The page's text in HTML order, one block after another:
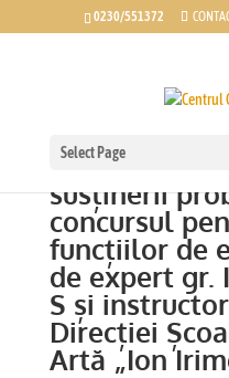
0230/551372
Select Page
Rezultatele
susținerii
concursul
funcțiilor de
de expert gr.
S și
Direcției
Artă „Ion